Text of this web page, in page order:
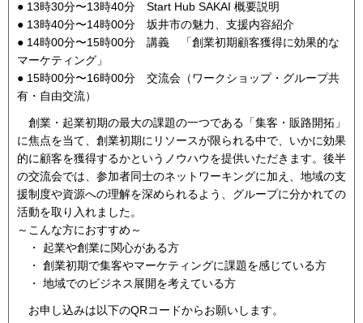
● 13時30分〜13時40分 Start Hub SAKAI 概要説明
● 13時40分〜14時00分 坂井市の魅力、支援内容紹介
● 14時00分〜15時00分 講義 「創業初期顧客獲得に効果的な
マーケティング」
● 15時00分〜16時00分 交流会（ワークショップ・グループ共
有・自由交流）
創業・起業初期の最大の課題の一つである「集客・販路開拓」
に焦点を当て、創業初期にリソースが限られる中で、いかに効果
的に顧客を獲得するかというノウハウを提供いただきます。後半
の交流会では、参加者同士のネットワーキングに加え、地域の支
援制度や資源への理解を深められるよう、グループに分かれての
活動を取り入れました。
～こんな方におすすめ～
・ 起業や創業に関心がある方
・ 創業初期で集客やマーケティングに課題を感じている方
・ 地域でのビジネス展開を考えている方
お申し込みは以下のQRコードからお願いします。